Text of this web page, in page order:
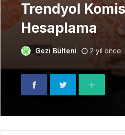
Trendyol
Hesaplama
Gezi Bülteni 2 yıl önce